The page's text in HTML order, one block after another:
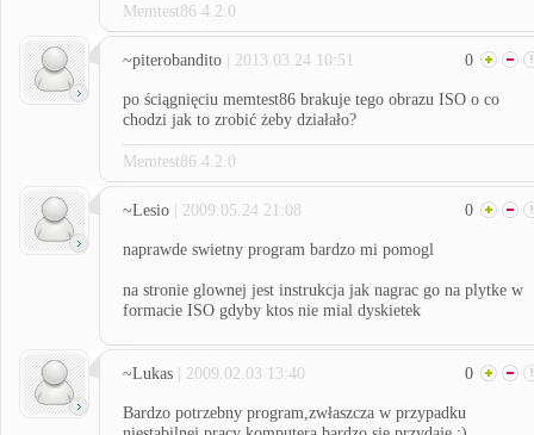
Memtest86 4.2.0
~piterobandito | 2013.03.24 10:51 0
po ściągnięciu memtest86 brakuje tego obrazu ISO o co
chodzi jak to zrobić żeby działało?
Memtest86 4.2.0
~Lesio | 2009.05.24 21:08 0
naprawde swietny program bardzo mi pomogl
na stronie glownej jest instrukcja jak nagrac go na plytke w
formacie ISO gdyby ktos nie mial dyskietek
~Lukas | 2009.02.03 13:40 0
Bardzo potrzebny program,zwłaszcza w przypadku